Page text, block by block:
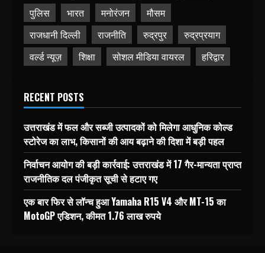
पुलिस
भारत मनोरंजन
मौसम
राजधानी दिल्ली
राजनीति रुद्रपुर
रुद्रप्रयाग
वर्ल्ड न्यूज़
शिक्षा सोशल मीडिया वायरल हरिद्वार
RECENT POSTS
उत्तराखंड में फल और सब्जी उत्पादकों को मिलेगा आधुनिक कोल्ड
स्टोरेज का लाभ, किसानों की आय बढ़ाने की दिशा में बड़ी पहल
निर्वाचन आयोग की बड़ी कार्रवाई: उत्तराखंड में 17 गैर-मान्यता प्राप्त
राजनीतिक दल पंजीकृत सूची से हटाए गए
एक बार फिर से लॉन्च हुआ Yamaha R15 V4 और MT-15 का
MotoGP एडिशन, कीमत 1.76 लाख रुपये